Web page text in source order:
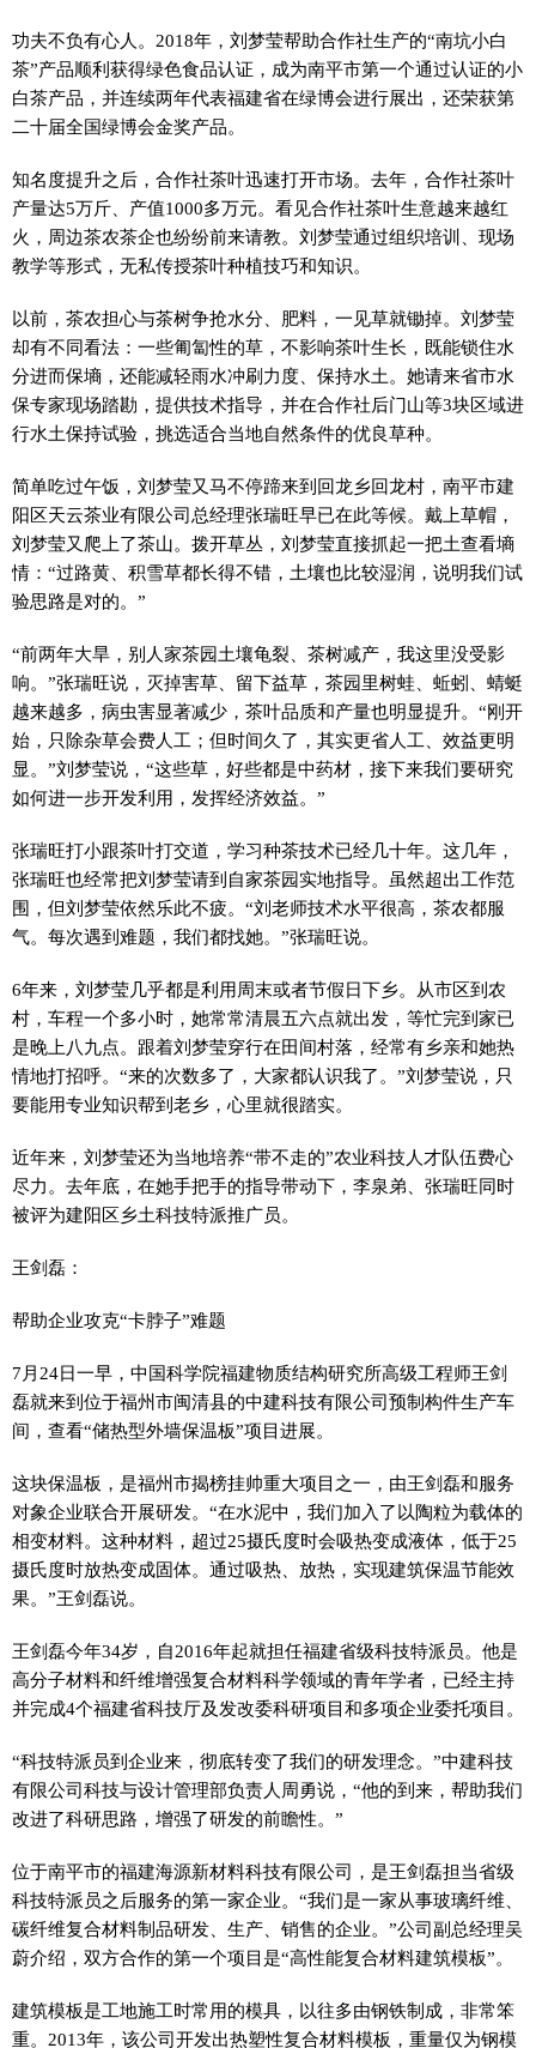
功夫不负有心人。2018年，刘梦莹帮助合作社生产的“南坑小白
茶”产品顺利获得绿色食品认证，成为南平市第一个通过认证的小
白茶产品，并连续两年代表福建省在绿博会进行展出，还荣获第
二十届全国绿博会金奖产品。
知名度提升之后，合作社茶叶迅速打开市场。去年，合作社茶叶
产量达5万斤、产值1000多万元。看见合作社茶叶生意越来越红
火，周边茶农茶企也纷纷前来请教。刘梦莹通过组织培训、现场
教学等形式，无私传授茶叶种植技巧和知识。
以前，茶农担心与茶树争抢水分、肥料，一见草就锄掉。刘梦莹
却有不同看法：一些匍匐性的草，不影响茶叶生长，既能锁住水
分进而保墒，还能减轻雨水冲刷力度、保持水土。她请来省市水
保专家现场踏勘，提供技术指导，并在合作社后门山等3块区域进
行水土保持试验，挑选适合当地自然条件的优良草种。
简单吃过午饭，刘梦莹又马不停蹄来到回龙乡回龙村，南平市建
阳区天云茶业有限公司总经理张瑞旺早已在此等候。戴上草帽，
刘梦莹又爬上了茶山。拨开草丛，刘梦莹直接抓起一把土查看墒
情：“过路黄、积雪草都长得不错，土壤也比较湿润，说明我们试
验思路是对的。”
“前两年大旱，别人家茶园土壤龟裂、茶树减产，我这里没受影
响。”张瑞旺说，灭掉害草、留下益草，茶园里树蛙、蚯蚓、蜻蜓
越来越多，病虫害显著减少，茶叶品质和产量也明显提升。“刚开
始，只除杂草会费人工；但时间久了，其实更省人工、效益更明
显。”刘梦莹说，“这些草，好些都是中药材，接下来我们要研究
如何进一步开发利用，发挥经济效益。”
张瑞旺打小跟茶叶打交道，学习种茶技术已经几十年。这几年，
张瑞旺也经常把刘梦莹请到自家茶园实地指导。虽然超出工作范
围，但刘梦莹依然乐此不疲。“刘老师技术水平很高，茶农都服
气。每次遇到难题，我们都找她。”张瑞旺说。
6年来，刘梦莹几乎都是利用周末或者节假日下乡。从市区到农
村，车程一个多小时，她常常清晨五六点就出发，等忙完到家已
是晚上八九点。跟着刘梦莹穿行在田间村落，经常有乡亲和她热
情地打招呼。“来的次数多了，大家都认识我了。”刘梦莹说，只
要能用专业知识帮到老乡，心里就很踏实。
近年来，刘梦莹还为当地培养“带不走的”农业科技人才队伍费心
尽力。去年底，在她手把手的指导带动下，李泉弟、张瑞旺同时
被评为建阳区乡土科技特派推广员。
王剑磊：
帮助企业攻克“卡脖子”难题
7月24日一早，中国科学院福建物质结构研究所高级工程师王剑
磊就来到位于福州市闽清县的中建科技有限公司预制构件生产车
间，查看“储热型外墙保温板”项目进展。
这块保温板，是福州市揭榜挂帅重大项目之一，由王剑磊和服务
对象企业联合开展研发。“在水泥中，我们加入了以陶粒为载体的
相变材料。这种材料，超过25摄氏度时会吸热变成液体，低于25
摄氏度时放热变成固体。通过吸热、放热，实现建筑保温节能效
果。”王剑磊说。
王剑磊今年34岁，自2016年起就担任福建省级科技特派员。他是
高分子材料和纤维增强复合材料科学领域的青年学者，已经主持
并完成4个福建省科技厅及发改委科研项目和多项企业委托项目。
“科技特派员到企业来，彻底转变了我们的研发理念。”中建科技
有限公司科技与设计管理部负责人周勇说，“他的到来，帮助我们
改进了科研思路，增强了研发的前瞻性。”
位于南平市的福建海源新材料科技有限公司，是王剑磊担当省级
科技特派员之后服务的第一家企业。“我们是一家从事玻璃纤维、
碳纤维复合材料制品研发、生产、销售的企业。”公司副总经理吴
蔚介绍，双方合作的第一个项目是“高性能复合材料建筑模板”。
建筑模板是工地施工时常用的模具，以往多由钢铁制成，非常笨
重。2013年，该公司开发出热塑性复合材料模板，重量仅为钢模